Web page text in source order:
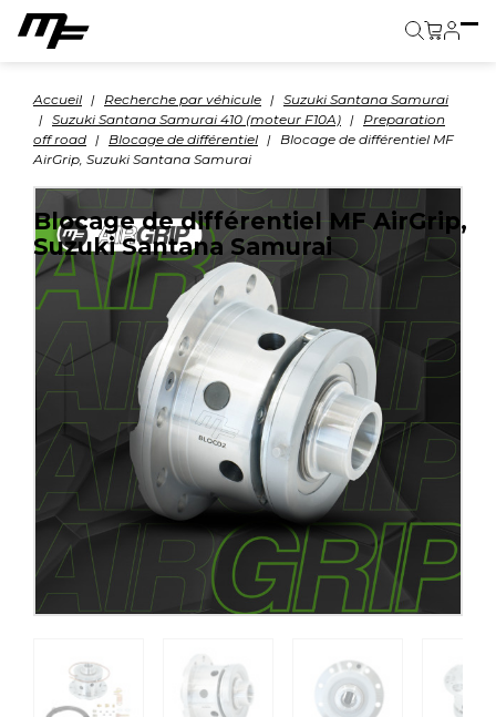
Accueil Recherche par véhicule
Suzuki Santana Samurai
Suzuki Santana Samurai 410 (moteur F10A)
Preparation
off road
Blocage de différentiel
Blocage de différentiel MF
AirGrip, Suzuki Santana Samurai
Blocage de différentiel MF AirGrip,
Suzuki Santana Samurai